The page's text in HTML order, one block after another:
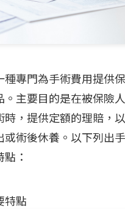
種專門為手術費用提供
。主要目的是在被保險
時，提供定額的理賠，
或術後休養。以下列出
：
特點